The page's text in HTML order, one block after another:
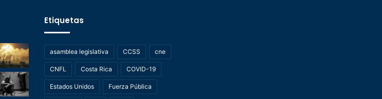
Etiquetas
asamblea legislativa CCSS cne
CNFL Costa Rica COVID-19
Estados Unidos Fuerza Pública